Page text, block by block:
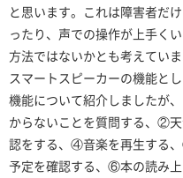
と思います。これは障害者だ
ったり、声での操作が上手く
方法ではないかとも考えていま
スマートスピーカーの機能と
機能について紹介しましたが
からないことを質問する、②
認をする、④音楽を再生する
予定を確認する、⑥本の読み